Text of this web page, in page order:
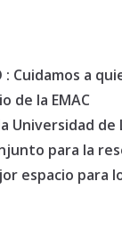
: Cuidamos a
de la EMAC
Universidad
para la
espacio para